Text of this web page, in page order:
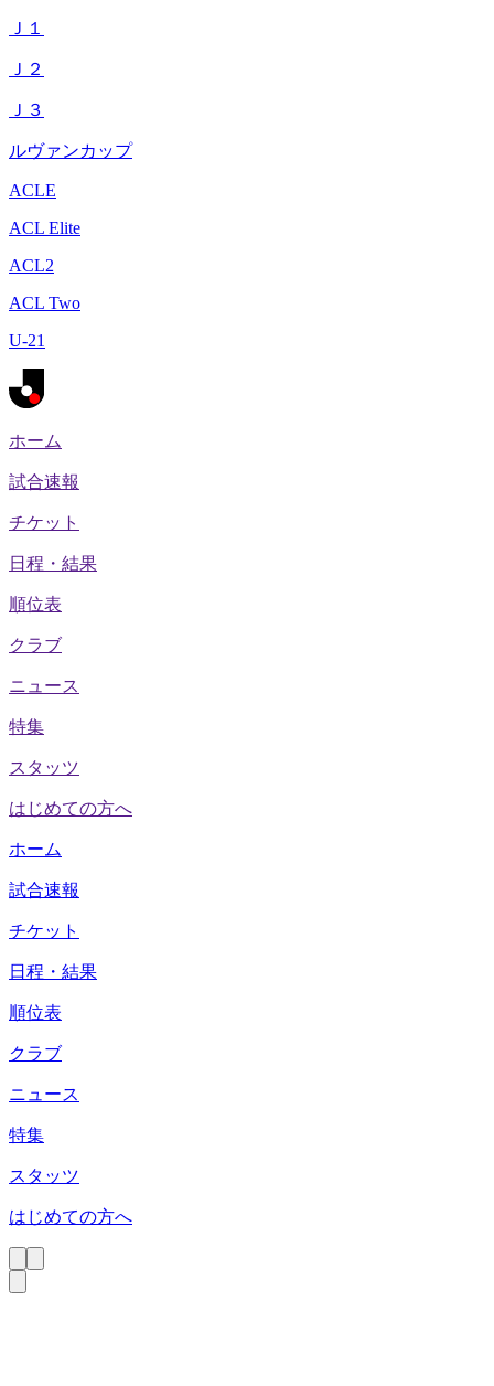
Ｊ１
Ｊ２
Ｊ３
ルヴァンカップ
ACLE
ACL Elite
ACL2
ACL Two
U-21
ホーム
試合速報
チケット
日程・結果
順位表
クラブ
ニュース
特集
スタッツ
はじめての方へ
ホーム
試合速報
チケット
日程・結果
順位表
クラブ
ニュース
特集
スタッツ
はじめての方へ